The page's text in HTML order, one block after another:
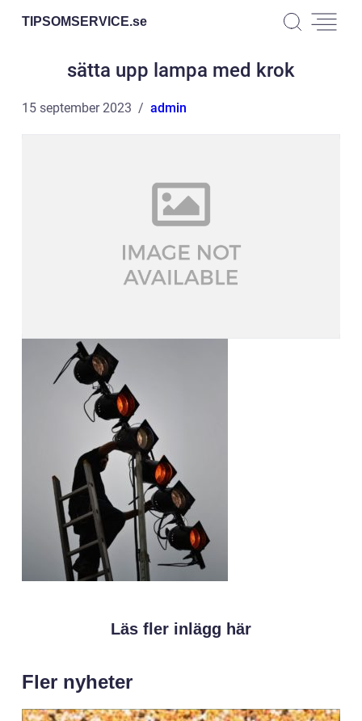
TIPSOMSERVICE.se
sätta upp lampa med krok
15 september 2023 admin
Läs fler inlägg här
Fler nyheter